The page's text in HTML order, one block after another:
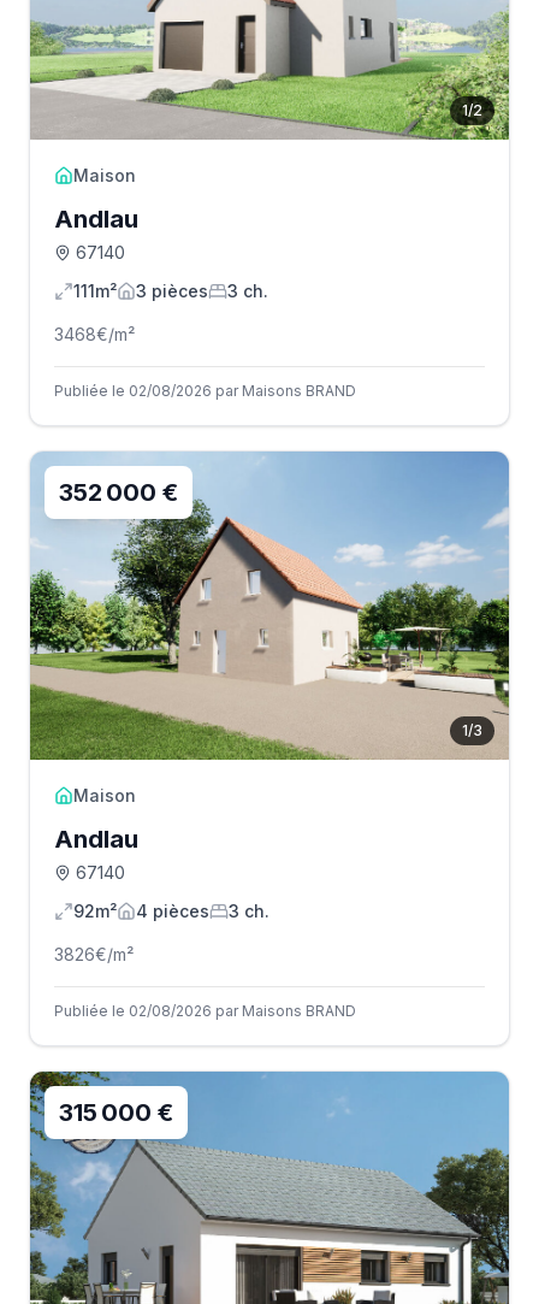
1/2
Maison
Andlau
67140
111m²
3 pièces 3 ch.
3468€/m²
Publiée le 02/08/2026 par Maisons BRAND
1/3
352 000 €
Maison
Andlau
67140
92m²
4 pièces 3 ch.
3826€/m²
Publiée le 02/08/2026 par Maisons BRAND
315 000 €